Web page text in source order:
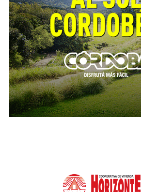
establecer, se desarrollaba un
de la vivienda. Allí, el personal
elementos y las técnicas
foco ígneo constatando daños
Un servicio de emergencias se
lugar, trasladando a una mujer de
niños de 1 y 3 años al Instituto del
Hospital de Niños
resultaron lesionados con
e inhalación de monóxido de